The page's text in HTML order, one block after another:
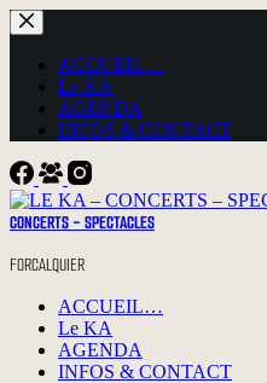
Passer
au
contenuACCUEIL…
Le KA
AGENDA
INFOS & CONTACT
CONCERTS - SPECTACLES
FORCALQUIER
ACCUEIL…
Le KA
AGENDA
INFOS & CONTACT